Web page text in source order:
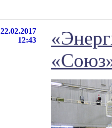
22.02.2017
12:43